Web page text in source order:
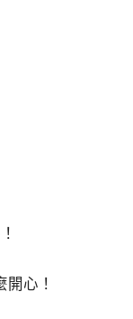
心！